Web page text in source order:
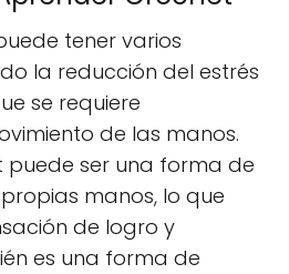
tener varios
la reducción del estrés
se requiere
de las manos.
puede ser una forma de
manos, lo que
de logro y
es una forma de